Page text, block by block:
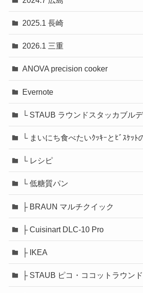
2025.1 長崎
2026.1 三重
ANOVA precision cooker
Evernote
└ STAUB ラウンドスタッカブル
└ まいにち食べたいｸｯｷｰとﾋﾞｽｹｯﾄ
└ レシピ
└ 低糖質パン
├ BRAUN マルチクイック
├ Cuisinart DLC-10 Pro
├ IKEA
├ STAUB ピコ・ココットラウンド